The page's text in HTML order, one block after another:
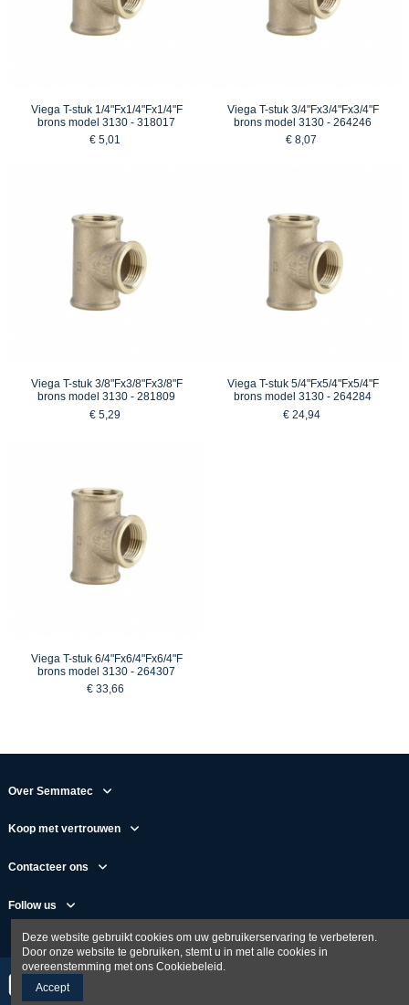
Viega T-stuk 1/4"Fx1/4"Fx1/4"F
brons model 3130 - 318017
€ 5,01
Viega T-stuk 3/4"Fx3/4"Fx3/4"F
brons model 3130 - 264246
€ 8,07
Viega T-stuk 3/8"Fx3/8"Fx3/8"F
brons model 3130 - 281809
€ 5,29
Viega T-stuk 5/4"Fx5/4"Fx5/4"F
brons model 3130 - 264284
€ 24,94
Viega T-stuk 6/4"Fx6/4"Fx6/4"F
brons model 3130 - 264307
€ 33,66
Over Semmatec
Koop met vertrouwen
Contacteer ons
Follow us
Deze website gebruikt cookies om uw gebruikerservaring te verbeteren.
Door onze website te gebruiken, stemt u in met alle cookies in
overeenstemming met ons Cookiebeleid.
Accept